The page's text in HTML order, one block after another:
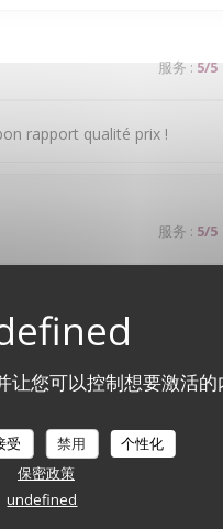
您可以控制想要激活的
受 禁用
个性化
保密政策
undefined
服务: 5/5
rapport qualité prix !
服务 : 5/5
服务:1/5